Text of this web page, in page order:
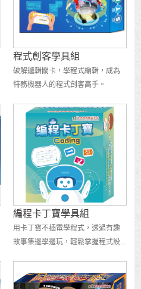
程式創客學具組
破解邏輯關卡，學程式編輯，成為
特務機器人的程式創客高手。
編程卡丁寶學具組
用卡丁寶不插電學程式，透過有趣
故事集邊學邊玩，輕鬆掌握程式設...